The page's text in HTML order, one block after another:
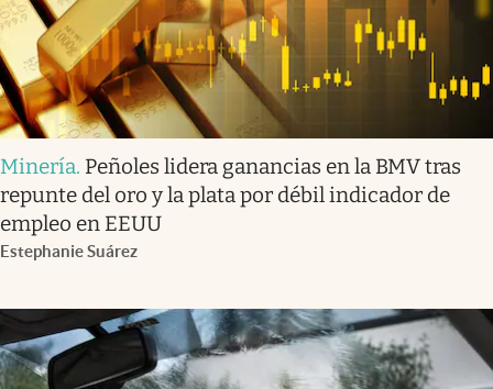
Minería. Peñoles lidera ganancias en la BMV tras
repunte del oro y la plata por débil indicador de
empleo en EEUU
Estephanie Suárez